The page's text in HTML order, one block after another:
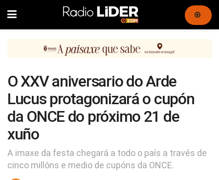
O XXV aniversario do Arde
Lucus protagonizará o cupón
da ONCE do próximo 21 de
xuño
A imaxe da festa chegará a todo o país a través de
cinco millóns e medio de cupóns da ONCE.